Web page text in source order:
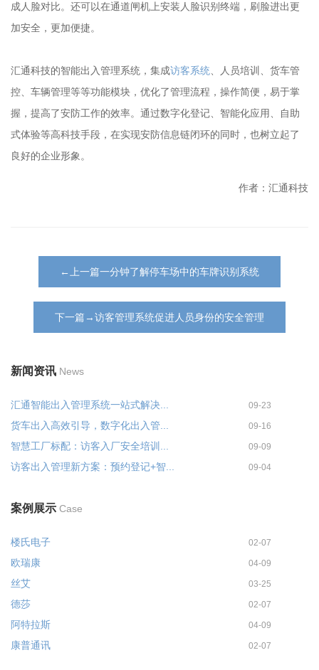
成人脸对比。还可以在通道闸机上安装人脸识别终端，刷脸进出更
加安全，更加便捷。
汇通科技的智能出入管理系统，集成访客系统 、人员培训、货车管
控、车辆管理等等功能模块，优化了管理流程，操作简便，易于掌
握，提高了安防工作的效率。通过数字化登记、智能化应用、自助
式体验等高科技手段，在实现安防信息链闭环的同时，也树立起了
良好的企业形象。
作者：汇通科技
←上一篇一分钟了解停车场中的车牌识别系统
下一篇→访客管理系统促进人员身份的安全管理
新闻资讯 News
汇通智能出入管理系统一站式解决... 09-23
货车出入高效引导，数字化出入管... 09-16
智慧工厂标配：访客入厂安全培训... 09-09
访客出入管理新方案：预约登记+智... 09-04
案例展示 Case
楼氏电子 02-07
欧瑞康 04-09
丝艾 03-25
德莎 02-07
阿特拉斯 04-09
康普通讯 02-07